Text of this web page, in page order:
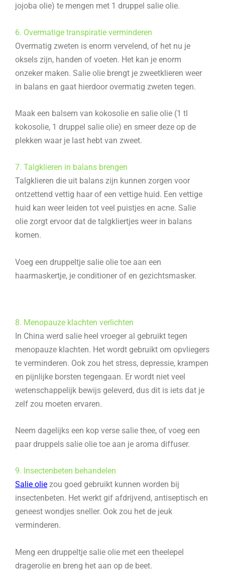
jojoba olie) te mengen met 1 druppel salie olie.
6. Overmatige transpiratie verminderen
Overmatig zweten is enorm vervelend, of het nu je
oksels zijn, handen of voeten. Het kan je enorm
onzeker maken. Salie olie brengt je zweetklieren weer
in balans en gaat hierdoor overmatig zweten tegen.
Maak een balsem van kokosolie en salie olie (1 tl
kokosolie, 1 druppel salie olie) en smeer deze op de
plekken waar je last hebt van zweet.
7. Talgklieren in balans brengen
Talgklieren die uit balans zijn kunnen zorgen voor
ontzettend vettig haar of een vettige huid. Een vettige
huid kan weer leiden tot veel puistjes en acne. Salie
olie zorgt ervoor dat de talgkliertjes weer in balans
komen.
Voeg een druppeltje salie olie toe aan een
haarmaskertje, je conditioner of en gezichtsmasker.
8. Menopauze klachten verlichten
In China werd salie heel vroeger al gebruikt tegen
menopauze klachten. Het wordt gebruikt om opvliegers
te verminderen. Ook zou het stress, depressie, krampen
en pijnlijke borsten tegengaan. Er wordt niet veel
wetenschappelijk bewijs geleverd, dus dit is iets dat je
zelf zou moeten ervaren.
Neem dagelijks een kop verse salie thee, of voeg een
paar druppels salie olie toe aan je aroma diffuser.
9. Insectenbeten behandelen
Salie olie zou goed gebruikt kunnen worden bij
insectenbeten. Het werkt gif afdrijvend, antiseptisch en
geneest wondjes sneller. Ook zou het de jeuk
verminderen.
Meng een druppeltje salie olie met een theelepel
dragerolie en breng het aan op de beet.